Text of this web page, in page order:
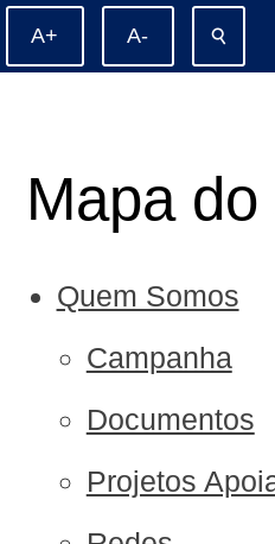
⚲
Mapa do
Quem Somos
Campanha
Documentos
Projetos